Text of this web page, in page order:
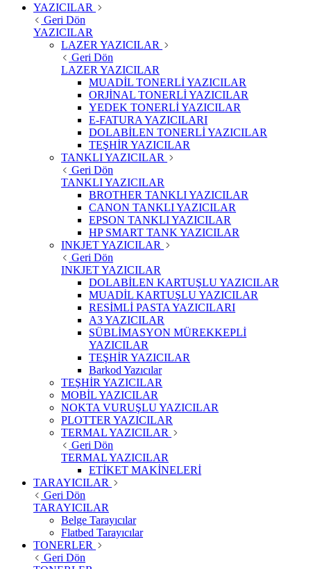
YAZICILAR
Geri Dön
YAZICILAR
LAZER YAZICILAR
Geri Dön
LAZER YAZICILAR
MUADİL TONERLİ YAZICILAR
ORJİNAL TONERLİ YAZICILAR
YEDEK TONERLİ YAZICILAR
E-FATURA YAZICILARI
DOLABİLEN TONERLİ YAZICILAR
TEŞHİR YAZICILAR
TANKLI YAZICILAR
Geri Dön
TANKLI YAZICILAR
BROTHER TANKLI YAZICILAR
CANON TANKLI YAZICILAR
EPSON TANKLI YAZICILAR
HP SMART TANK YAZICILAR
INKJET YAZICILAR
Geri Dön
INKJET YAZICILAR
DOLABİLEN KARTUŞLU YAZICILAR
MUADİL KARTUŞLU YAZICILAR
RESİMLİ PASTA YAZICILARI
A3 YAZICILAR
SÜBLİMASYON MÜREKKEPLİ
YAZICILAR
TEŞHİR YAZICILAR
Barkod Yazıcılar
TEŞHİR YAZICILAR
MOBİL YAZICILAR
NOKTA VURUŞLU YAZICILAR
PLOTTER YAZICILAR
TERMAL YAZICILAR
Geri Dön
TERMAL YAZICILAR
ETİKET MAKİNELERİ
TARAYICILAR
Geri Dön
TARAYICILAR
Belge Tarayıcılar
Flatbed Tarayıcılar
TONERLER
Geri Dön